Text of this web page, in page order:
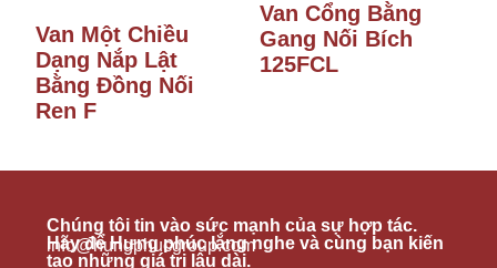
Van Một Chiều
Dạng Nắp Lật
Bằng Đồng Nối
Ren F
Van Cổng Bằng
Gang Nối Bích
125FCL
Chúng tôi tin vào sức mạnh của sự hợp tác.
Hãy để Hưng phúc lắng nghe và cùng bạn kiến
tạo những giá trị lâu dài.
info@hungphucgroup.com